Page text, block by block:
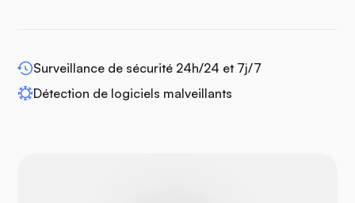
Surveillance de sécurité 24h/24 et 7j/7
Détection de logiciels malveillants